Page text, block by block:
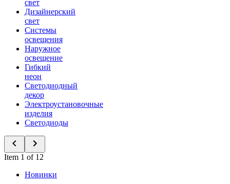
свет
Дизайнерский
свет
Системы
освещения
Наружное
освещение
Гибкий
неон
Светодиодный
декор
Электроустановочные
изделия
Светодиоды
Item 1 of 12
Новинки